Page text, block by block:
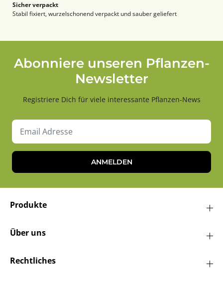
Sicher verpackt
Stabil fixiert, wurzelschonend verpackt und sauber geliefert
Abonniere unseren Pflanzen-
Newsletter
Registriere Dich für viele interessante Pflanzen-News
ANMELDEN
Produkte
Über uns
Rechtliches